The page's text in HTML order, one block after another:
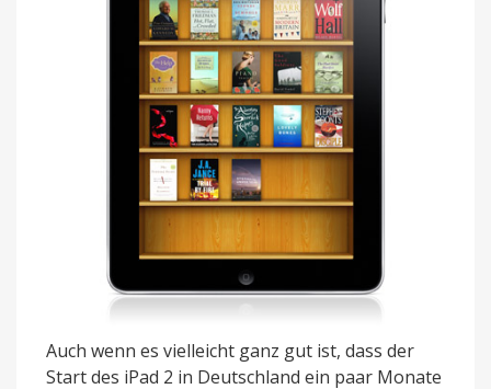
Auch wenn es vielleicht ganz gut ist, dass der
Start des iPad 2 in Deutschland ein paar Monate